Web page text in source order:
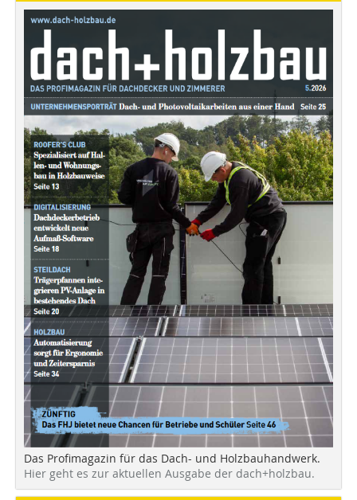
Das Profimagazin für das Dach- und Holzbauhandwerk.
Hier geht es zur aktuellen Ausgabe der dach+holzbau.